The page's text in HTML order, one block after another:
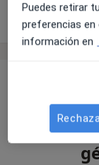
Pedir una
Puedes retirar
preferencias en
información en